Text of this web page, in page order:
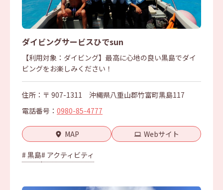
ダイビングサービスひでsun
【利用対象：ダイビング】最高に心地の良い黒島でダイ
ビングをお楽しみください！
住所：〒 907-1311 沖縄県八重山郡竹富町黒島117
電話番号： 0980-85-4777
MAP Webサイト
# 黒島# アクティビティ